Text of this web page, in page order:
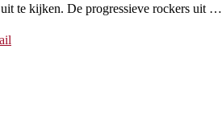
te kijken. De progressieve rockers uit …